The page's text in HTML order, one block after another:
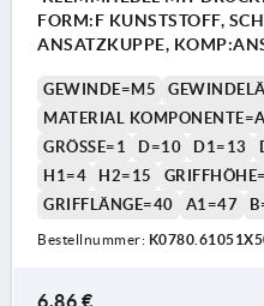
FORM:F KUNSTSTOFF,
ANSATZKUPPE,
GEWINDE=M5
MATERIAL
GRÖSSE=1
D=10 D1=13
H1=4
H2=15
GRIFFLÄNGE=40
A1=47
Bestellnummer:
6,86 €